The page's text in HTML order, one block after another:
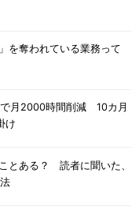
を奪われている業務って
月2000時間削減 10カ月
け
とある？ 読者に聞いた、